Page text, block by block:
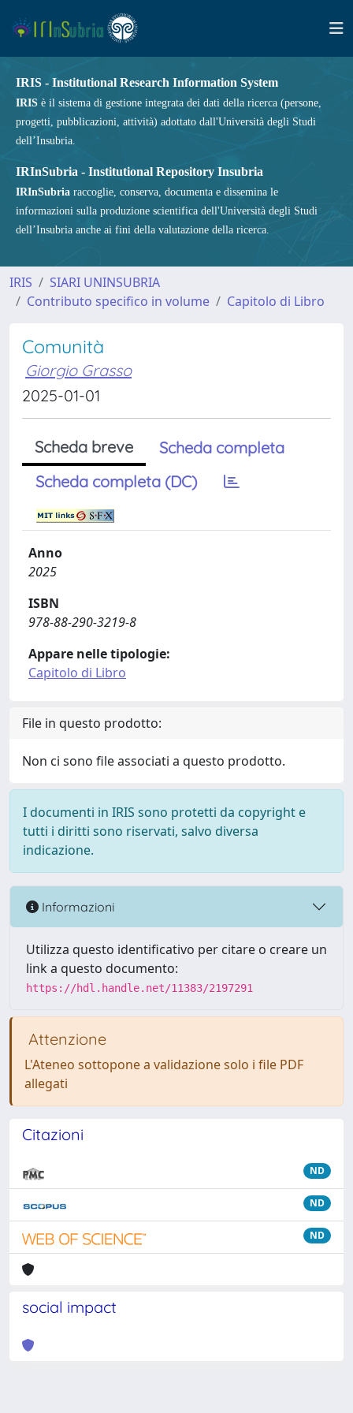
IRIS - Institutional Research Information System
IRIS è il sistema di gestione integrata dei dati della ricerca (persone,
progetti, pubblicazioni, attività) adottato dall'Università degli Studi
dell’Insubria.
IRInSubria - Institutional Repository Insubria
IRInSubria raccoglie, conserva, documenta e dissemina le
informazioni sulla produzione scientifica dell'Università degli Studi
dell’Insubria anche ai fini della valutazione della ricerca.
IRIS
SIARI UNINSUBRIA
Contributo specifico in volume
Capitolo di Libro
Comunità
Giorgio Grasso
2025-01-01
Scheda breve
Scheda completa
Scheda completa (DC)
Anno
2025
ISBN
978-88-290-3219-8
Appare nelle tipologie:
Capitolo di Libro
File in questo prodotto:
Non ci sono file associati a questo prodotto.
I documenti in IRIS sono protetti da copyright e
tutti i diritti sono riservati, salvo diversa
indicazione.
Informazioni
Utilizza questo identificativo per citare o creare un
link a questo documento:
https://hdl.handle.net/11383/2197291
Attenzione
L'Ateneo sottopone a validazione solo i file PDF
allegati
Citazioni
ND
ND
ND
social impact